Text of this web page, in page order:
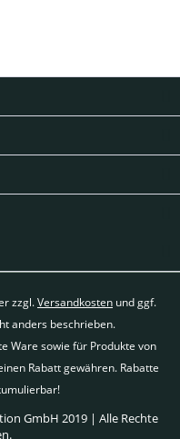
zzgl.Versandkosten und ggf.
anders beschrieben.
Ware sowie für Produkte von
Rabatt gewähren. Rabatte
GmbH 2019 | Alle Rechte